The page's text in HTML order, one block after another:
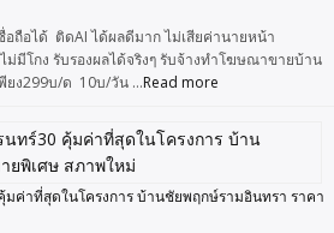
ถือได้ ติดAI ได้ผลดีมาก ไม่เสียค่านายหน้า
ม่มีโกง รับรองผลได้จริงๆ รับจ้างทำโฆษณาขายบ้าน
ยง299บ/ด 10บ/วัน …Read more
มค่าที่สุดในโครงการ บ้านชัยพฤกษ์รามอินทรา ราคา